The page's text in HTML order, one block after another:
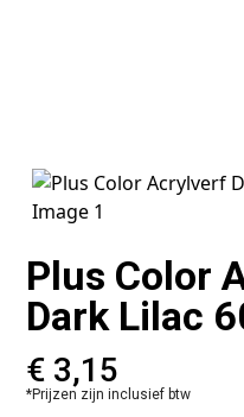
Plus Color
Dark Lilac
€ 3,15
*Prijzen zijn inclusief btw